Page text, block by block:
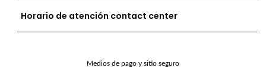
Horario de atención contact center
Medios de pago y sitio seguro